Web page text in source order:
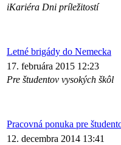
iKariéra Dni príležitostí
Letné brigády do Nemecka
17. februára 2015 12:23
Pre študentov vysokých škôl
Pracovná ponuka pre
12. decembra 2014 13:41